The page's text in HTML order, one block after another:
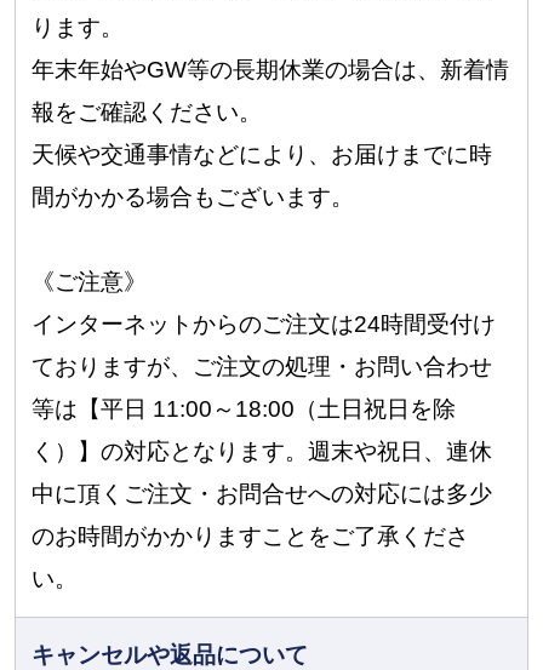
ります。
年末年始やGW等の長期休業の場合は、新着情
報をご確認ください。
天候や交通事情などにより、お届けまでに時
間がかかる場合もございます。
《ご注意》
インターネットからのご注文は24時間受付け
ておりますが、ご注文の処理・お問い合わせ
等は【平日 11:00～18:00（土日祝日を除
く）】の対応となります。週末や祝日、連休
中に頂くご注文・お問合せへの対応には多少
のお時間がかかりますことをご了承くださ
い。
キャンセルや返品について